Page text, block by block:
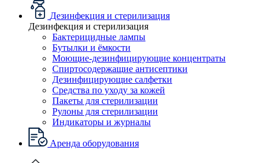
Дезинфекция и стерилизация
Дезинфекция и стерилизация
Бактерицидные лампы
Бутылки и ёмкости
Моющие-дезинфицирующие концентраты
Спиртосодержащие антисептики
Дезинфицирующие салфетки
Средства по уходу за кожей
Пакеты для стерилизации
Рулоны для стерилизации
Индикаторы и журналы
Аренда оборудования